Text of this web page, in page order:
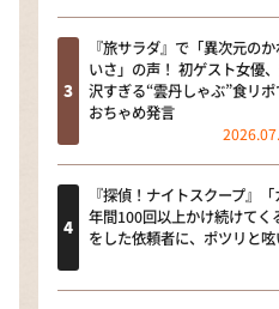
『旅サラダ』で「異次元の
いさ」の声！ 初ゲスト女優
沢すぎる“雲丹しゃぶ”食リポ
おちゃめ発言
『探偵！ナイトスクープ』
年間100回以上かけ続けてく
をした依頼者に、ポツリと